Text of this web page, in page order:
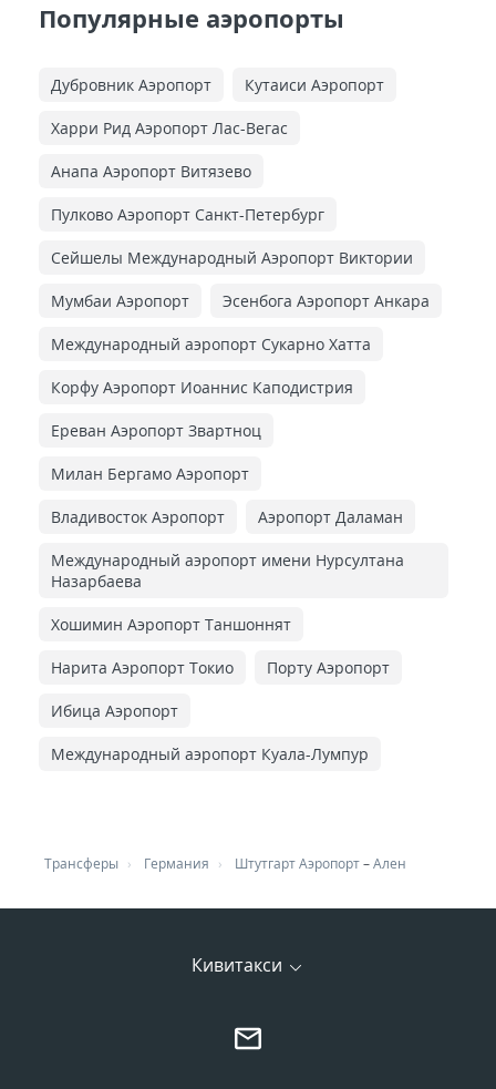
Популярные аэропорты
Дубровник Аэропорт Кутаиси Аэропорт
Харри Рид Аэропорт Лас-Вегас
Анапа Аэропорт Витязево
Пулково Аэропорт Санкт-Петербург
Сейшелы Международный Аэропорт Виктории
Мумбаи Аэропорт Эсенбога Аэропорт Анкара
Международный аэропорт Сукарно Хатта
Корфу Аэропорт Иоаннис Каподистрия
Ереван Аэропорт Звартноц
Милан Бергамо Аэропорт
Владивосток Аэропорт Аэропорт Даламан
Международный аэропорт имени Нурсултана
Назарбаева
Хошимин Аэропорт Таншоннят
Нарита Аэропорт Токио Порту Аэропорт
Ибица Аэропорт
Международный аэропорт Куала-Лумпур
Трансферы Германия Штутгарт Аэропорт–Ален
Кивитакси